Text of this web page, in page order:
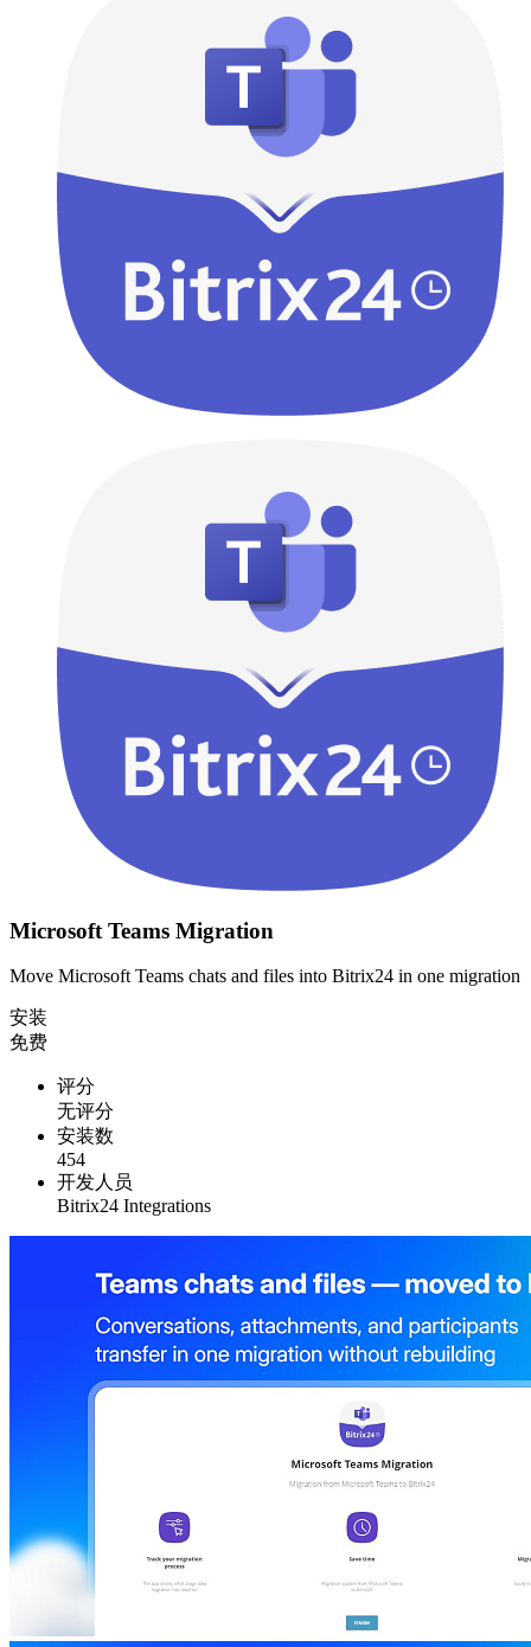
Microsoft Teams Migration
Move Microsoft Teams chats and files into Bitrix24 in one migration
安装
免费
评分
无评分
安装数
454
开发人员
Bitrix24 Integrations